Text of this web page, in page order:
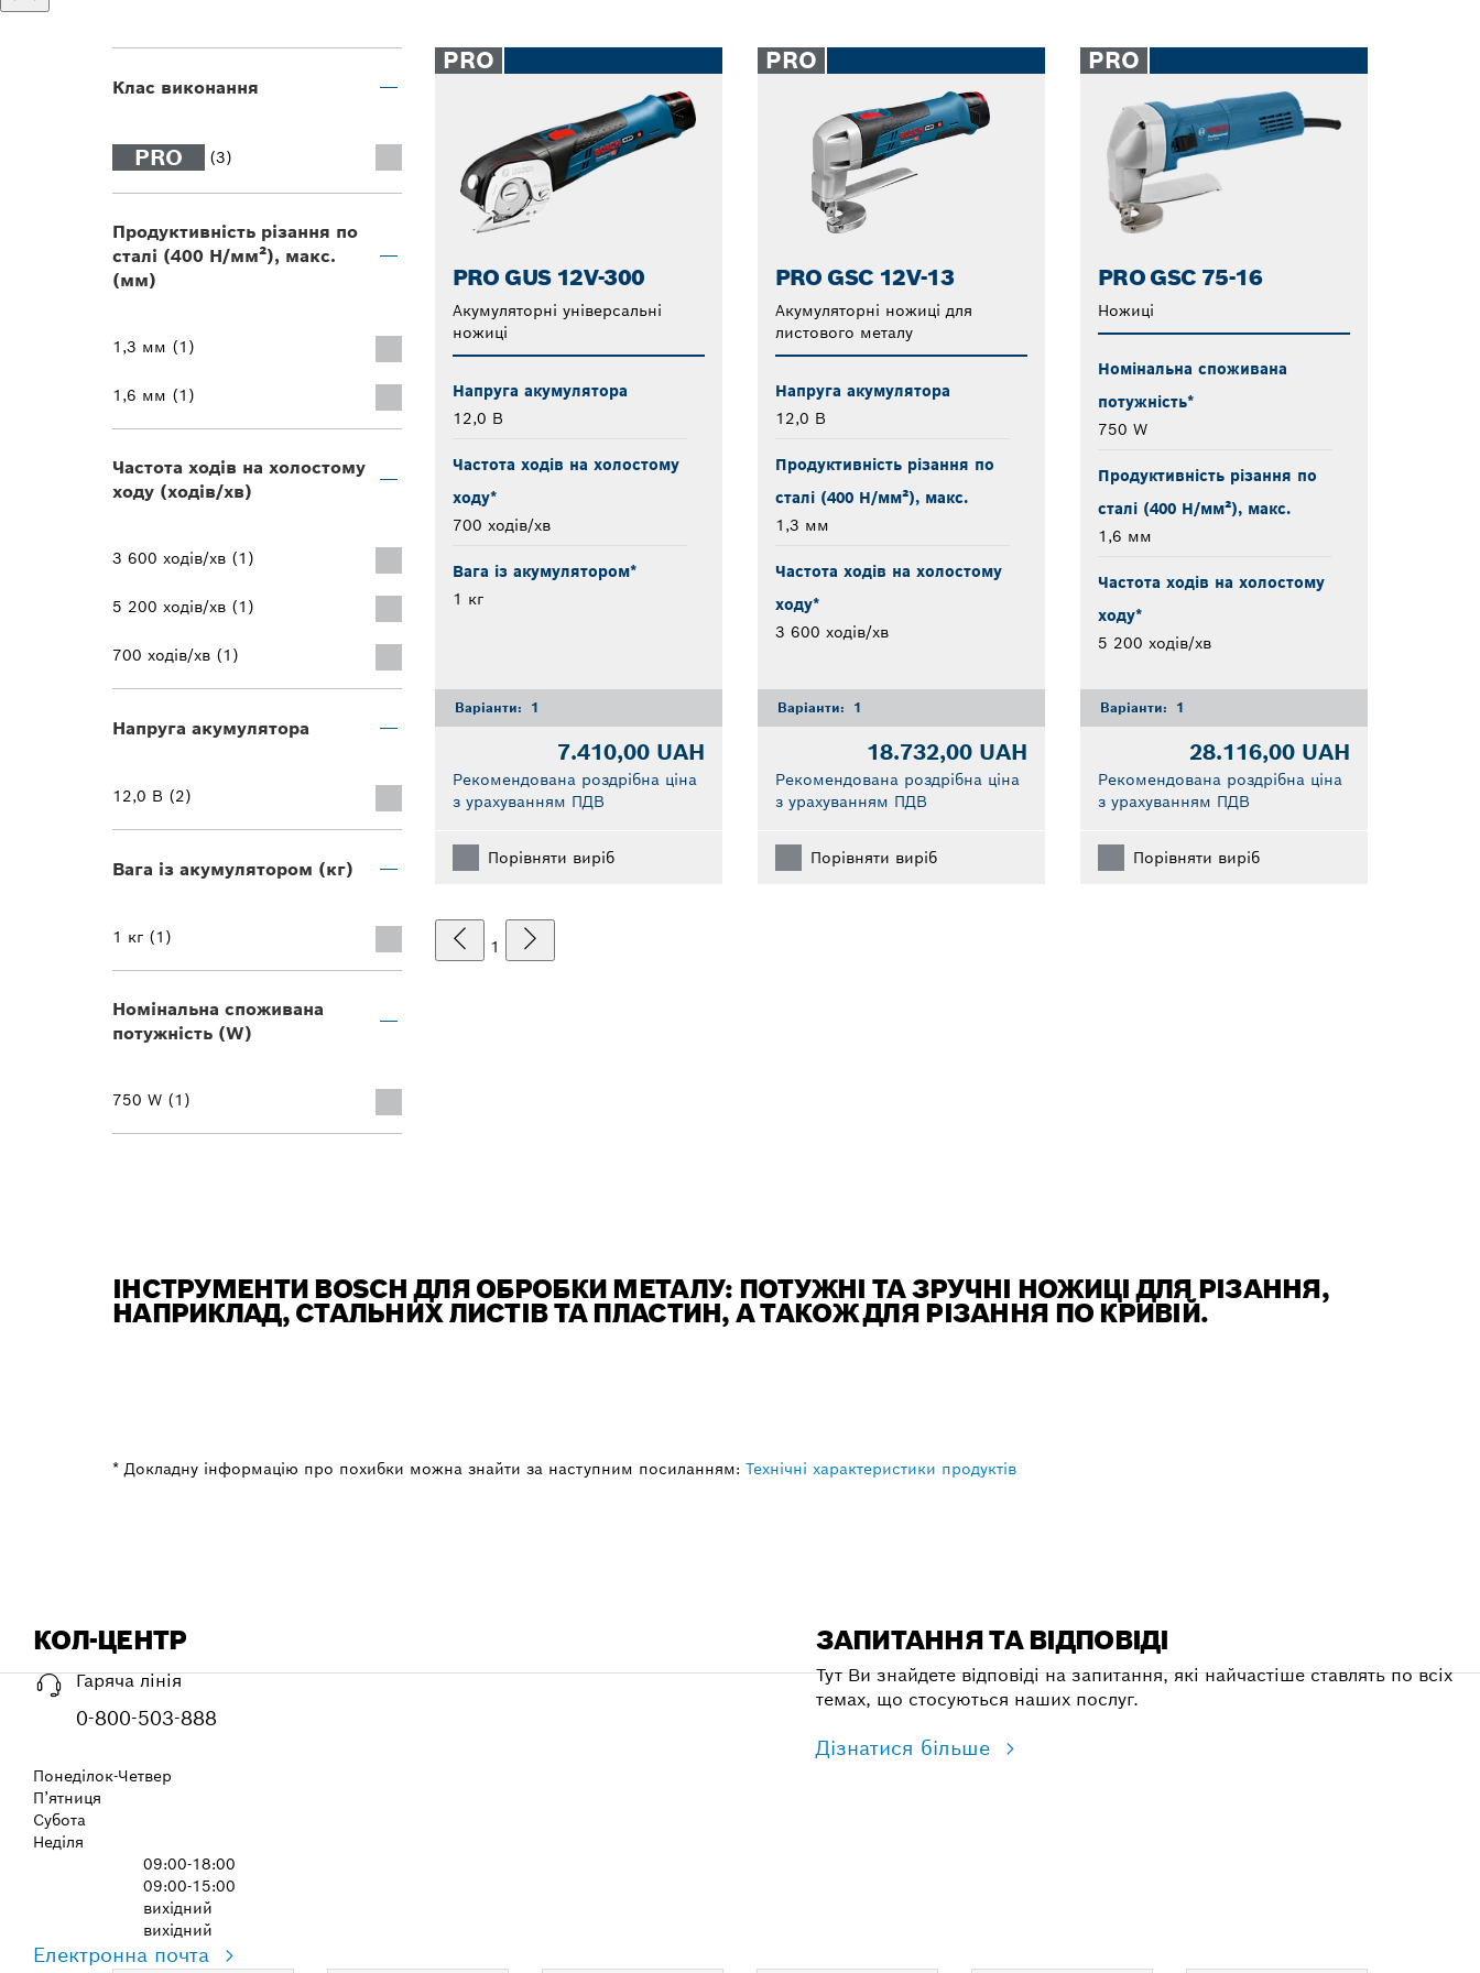
Клас виконання
PRO (3)
Продуктивність різання по
сталі (400 Н/мм²), макс.
(мм)
1,3 мм (1)
1,6 мм (1)
Частота ходів на холостому
ходу (ходів/хв)
3 600 ходів/хв (1)
5 200 ходів/хв (1)
700 ходів/хв (1)
Напруга акумулятора
12,0 В (2)
Вага із акумулятором (кг)
1 кг (1)
Номінальна споживана
потужність (W)
750 W (1)
PRO
PRO GUS 12V-300
Акумуляторні універсальні
ножиці
Напруга акумулятора
12,0 В
Частота ходів на холостому
ходу*
700 ходів/хв
Вага із акумулятором*
1 кг
Варіанти: 1
7.410,00 UAH
Рекомендована роздрібна ціна
з урахуванням ПДВ
Порівняти виріб
PRO
PRO GSC 12V-13
Акумуляторні ножиці для
листового металу
Напруга акумулятора
12,0 В
Продуктивність різання по
сталі (400 Н/мм²), макс.
1,3 мм
Частота ходів на холостому
ходу*
3 600 ходів/хв
Варіанти: 1
18.732,00 UAH
Рекомендована роздрібна ціна
з урахуванням ПДВ
Порівняти виріб
PRO
PRO GSC 75-16
Ножиці
Номінальна споживана
потужність*
750 W
Продуктивність різання по
сталі (400 Н/мм²), макс.
1,6 мм
Частота ходів на холостому
ходу*
5 200 ходів/хв
Варіанти: 1
28.116,00 UAH
Рекомендована роздрібна ціна
з урахуванням ПДВ
Порівняти виріб
1
ІНСТРУМЕНТИ BOSCH ДЛЯ ОБРОБКИ МЕТАЛУ: ПОТУЖНІ ТА ЗРУЧНІ НОЖИЦІ ДЛЯ РІЗАННЯ,
НАПРИКЛАД, СТАЛЬНИХ ЛИСТІВ ТА ПЛАСТИН, А ТАКОЖ ДЛЯ РІЗАННЯ ПО КРИВІЙ.
* Докладну інформацію про похибки можна знайти за наступним посиланням: Технічні характеристики продуктів
КОЛ-ЦЕНТР
Гаряча лінія
0-800-503-888
Понеділок-Четвер
П’ятниця
Субота
Неділя
09:00-18:00
09:00-15:00
вихідний
вихідний
Електронна почта
ЗАПИТАННЯ ТА ВІДПОВІДІ
Тут Ви знайдете відповіді на запитання, які найчастіше ставлять по всіх
темах, що стосуються наших послуг.
Дізнатися більше